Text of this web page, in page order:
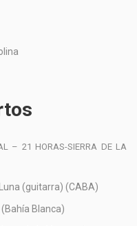
– 21 HORAS-SIERRA DE LA
(guitarra) (CABA)
Blanca)